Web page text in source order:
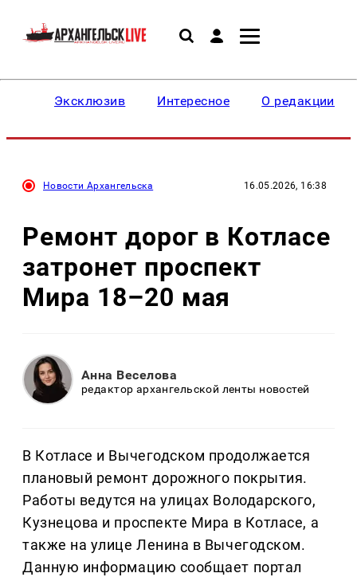
Эксклюзив Интересное О редакции
Новости Архангельска 16.05.2026, 16:38
Ремонт дорог в Котласе
затронет проспект
Мира 18–20 мая
Анна Веселова
редактор архангельской ленты новостей
В Котласе и Вычегодском продолжается
плановый ремонт дорожного покрытия.
Работы ведутся на улицах Володарского,
Кузнецова и проспекте Мира в Котласе, а
также на улице Ленина в Вычегодском.
Данную информацию сообщает портал